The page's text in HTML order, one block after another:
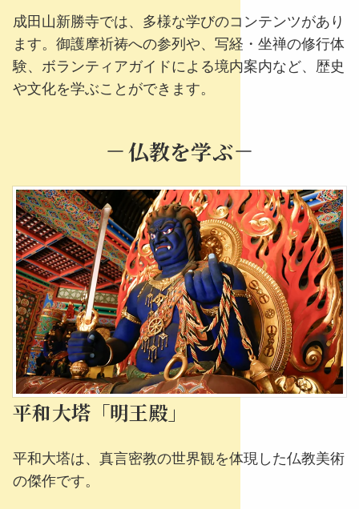
成田山新勝寺では、多様な学びのコンテンツがあり
ます。御護摩祈祷への参列や、写経・坐禅の修行体
験、ボランティアガイドによる境内案内など、歴史
や文化を学ぶことができます。
仏教を学ぶ
平和大塔「明王殿」
平和大塔は、真言密教の世界観を体現した仏教美術
の傑作です。